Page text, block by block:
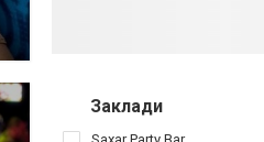
Заклади